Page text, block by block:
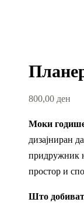
800,00 ден
Моки
дизајниран
придружник
простор и
Што